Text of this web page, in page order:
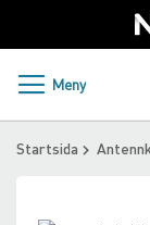
to
Content
PRODUKTER
Meny
Startsida